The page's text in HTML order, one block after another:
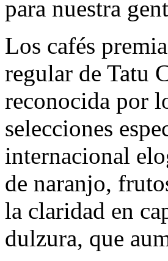
para nuestra
Los cafés
regular de Tatu
reconocida por
selecciones
internacional
de naranjo,
la claridad en
dulzura, que